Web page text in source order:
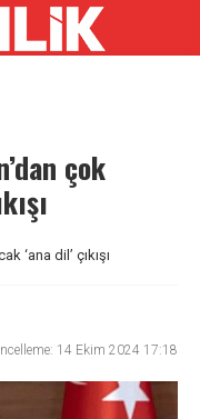
çok
‘ana dil’ çıkışı
14 Ekim 2024 17:18